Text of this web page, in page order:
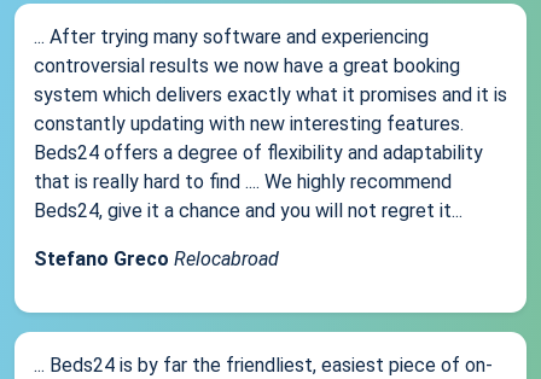
... After trying many software and experiencing
controversial results we now have a great booking
system which delivers exactly what it promises and it is
constantly updating with new interesting features.
Beds24 offers a degree of flexibility and adaptability
that is really hard to find .... We highly recommend
Beds24, give it a chance and you will not regret it...
Stefano Greco Relocabroad
... Beds24 is by far the friendliest, easiest piece of on-